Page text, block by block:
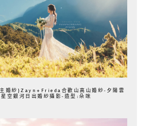
婚紗}Zayn+Frieda合歡山高山婚紗-夕陽雲
星空銀河日出婚紗攝影-造型:朵咪